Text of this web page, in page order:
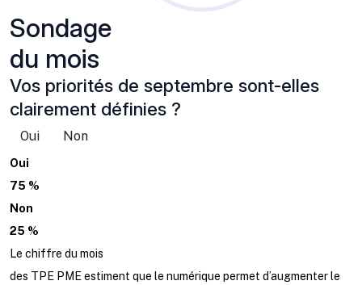
Sondage
du mois
Vos priorités de septembre sont-elles
clairement définies ?
Oui Non
Oui
75 %
Non
25 %
Le chiffre du mois
des TPE PME estiment que le numérique permet d’augmenter le